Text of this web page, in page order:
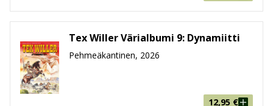
Tex Willer Värialbumi 9: Dynamiitti
Pehmeäkantinen, 2026
12,95 €